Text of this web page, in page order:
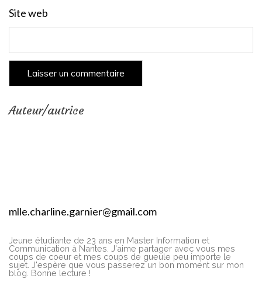
Site web
Auteur/autrice
mlle.charline.garnier@gmail.com
Jeune étudiante de 23 ans en Master Information et
Communication à Nantes. J'aime partager avec vous mes
coups de coeur et mes coups de gueule peu importe le
sujet. J'espère que vous passerez un bon moment sur mon
blog. Bonne lecture !